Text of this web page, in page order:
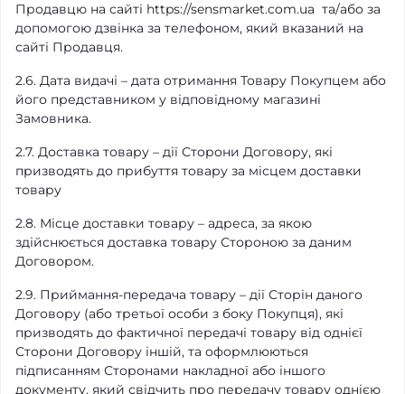
Продавцю на сайті https://sensmarket.com.ua та/або за
допомогою дзвінка за телефоном, який вказаний на
сайті Продавця.
2.6. Дата видачі – дата отримання Товару Покупцем або
його представником у відповідному магазині
Замовника.
2.7. Доставка товару – дії Сторони Договору, які
призводять до прибуття товару за місцем доставки
товару
2.8. Місце доставки товару – адреса, за якою
здійснюється доставка товару Стороною за даним
Договором.
2.9. Приймання-передача товару – дії Сторін даного
Договору (або третьої особи з боку Покупця), які
призводять до фактичної передачі товару від однієї
Сторони Договору іншій, та оформлюються
підписанням Сторонами накладної або іншого
документу, який свідчить про передачу товару однією